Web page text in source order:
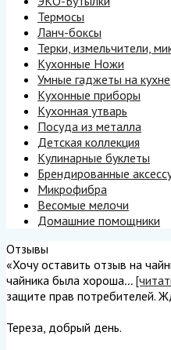
Термосы
Ланч-боксы
Терки, измельчители,
Кухонные Ножи
Умные гаджеты на кухне
Кухонные приборы
Кухонная утварь
Посуда из металла
Детская коллекция
Кулинарные буклеты
Брендированные
Микрофибра
Весомые мелочи
Домашние помощники
Отзывы
«Хочу оставить отзыв на
чайника была хороша...
защите прав потребителей.
Тереза, добрый день.